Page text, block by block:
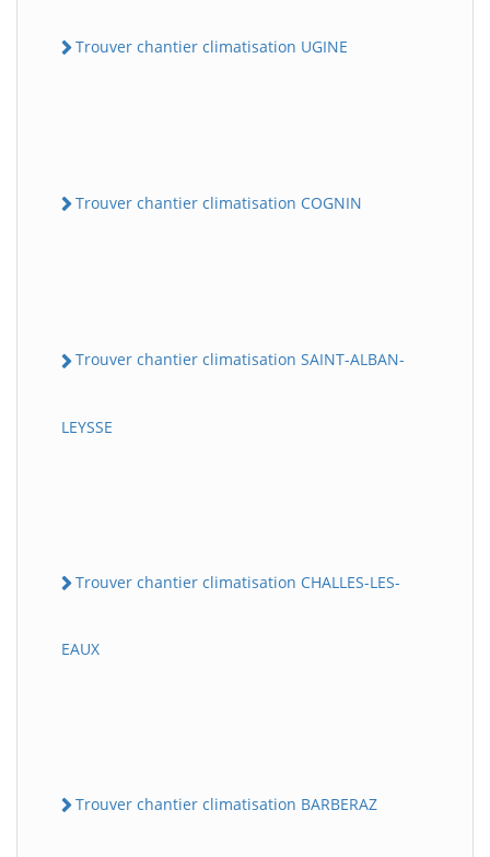
Trouver chantier climatisation UGINE
Trouver chantier climatisation COGNIN
Trouver chantier climatisation SAINT-ALBAN-
LEYSSE
Trouver chantier climatisation CHALLES-LES-
EAUX
Trouver chantier climatisation BARBERAZ